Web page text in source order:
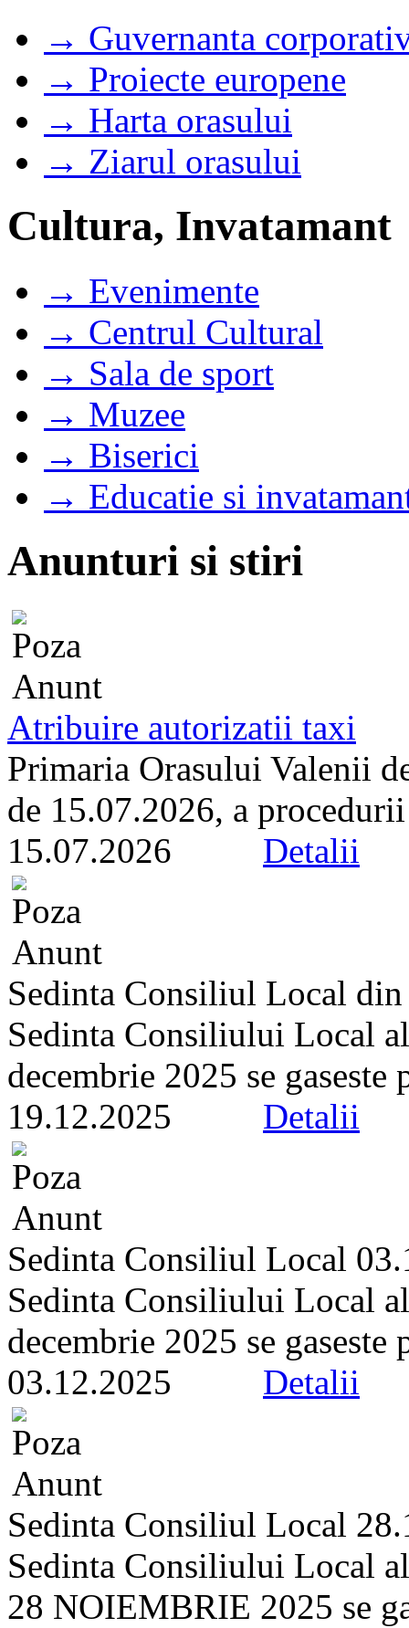
→ Guvernanta
→ Proiecte europene
→ Harta orasului
→ Ziarul orasului
Cultura, Invatamant
→ Evenimente
→ Centrul Cultural
→ Sala de sport
→ Muzee
→ Biserici
→ Educatie si
Anunturi si stiri
Atribuire autorizatii taxi
Primaria Orasului Valenii
de 15.07.2026, a
15.07.2026 Detalii
Sedinta Consiliul Local
Sedinta Consiliului Local
decembrie 2025 se
19.12.2025 Detalii
Sedinta Consiliul Local
Sedinta Consiliului Local
decembrie 2025 se
03.12.2025 Detalii
Sedinta Consiliul Local
Sedinta Consiliului Local
28 NOIEMBRIE 2025 se